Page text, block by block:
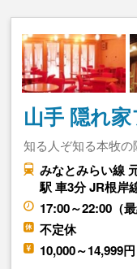
山手 隠れ
知る人ぞ知る本牧
みなとみらい線
駅 車3分 JR根岸
17:00～22:00（
不定休
10,000～14,999円